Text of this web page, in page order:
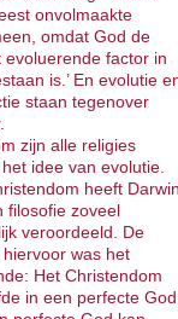
onvolmaakte
omdat God de
evoluerende factor in
is.’ En evolutie
staan tegenover
zijn alle religies
idee van evolutie.
heeft
filosofie zoveel
veroordeeld. De
hiervoor was het
Het Christendom
in een perfecte